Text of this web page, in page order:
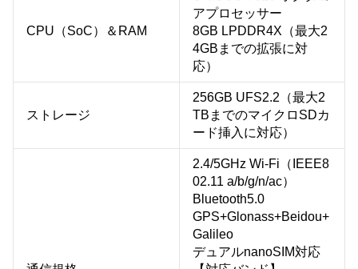
CPU（SoC）＆RAM
アプロセッサー
8GB LPDDR4X（最大2
4GBまでの拡張に対
応）
ストレージ
256GB UFS2.2（最大2
TBまでのマイクロSDカ
ード挿入に対応）
2.4/5GHz Wi-Fi（IEEE8
02.11 a/b/g/n/ac）
Bluetooth5.0
GPS+Glonass+Beidou+
Galileo
デュアルnanoSIM対応